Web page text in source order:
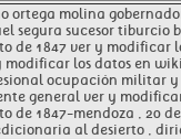
ortega molina
segura sucesor tiburcio
de 1847 ver y
modificar los datos en
ocupación militar
general ver y
de 1847-mendoza , 20
al desierto ,